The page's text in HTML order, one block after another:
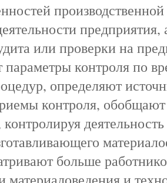
или проверки на
параметры контроля по
определяют
контроля,
контролируя
больше